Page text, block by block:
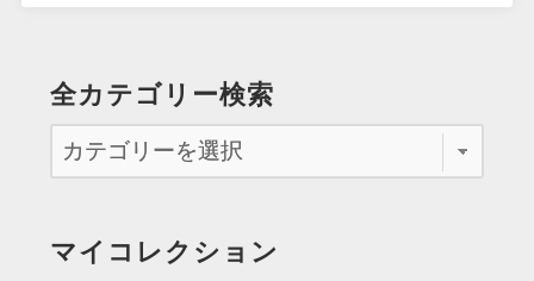
全カテゴリー検索
マイコレクション